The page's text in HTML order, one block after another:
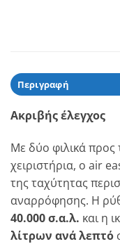
Περιγραφή
Ακριβής έλεγχος
Με δύο φιλικά προς
χειριστήρια, ο air
της ταχύτητας
αναρρόφησης. Η
40.000 σ.α.λ. και η
λίτρων ανά λεπτό